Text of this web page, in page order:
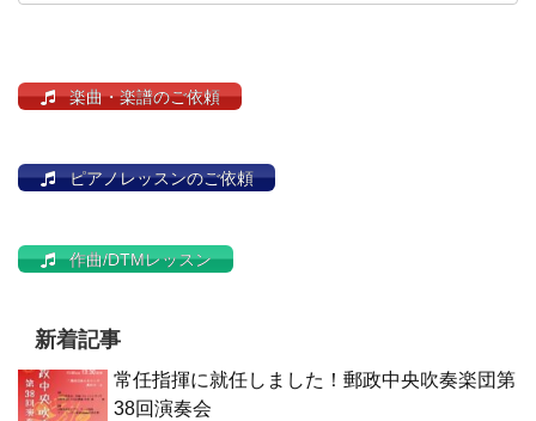
楽曲・楽譜のご依頼
ピアノレッスンのご依頼
作曲/DTMレッスン
新着記事
常任指揮に就任しました！郵政中央吹奏楽団第
38回演奏会